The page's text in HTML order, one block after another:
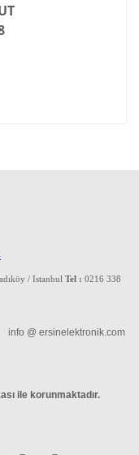
/ Istanbul Tel : 0216 338
@ ersinelektronik.com
ile korunmaktadır.